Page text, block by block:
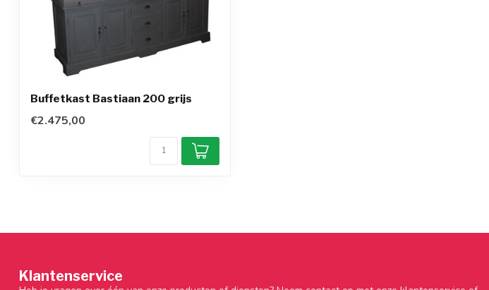
Buffetkast Bastiaan 200 grijs
€2.475,00
Klantenservice